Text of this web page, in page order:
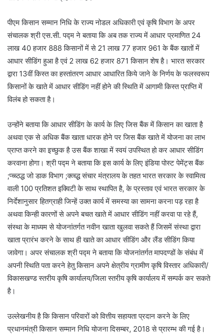
पीएम किसान सम्मान निधि के राज्य नोडल अधिकारी एवं कृषि विभाग के अपर
संचालक श्री एस.सी. पद्म ने बताया कि अब तक राज्य में आधार प्रमाणित 24
लाख 40 हजार 888 किसानों में से 21 लाख 77 हजार 961 के बैंक खातों में
आधार सीडिंग हुआ है एवं 2 लाख 62 हजार 871 किसान शेष है। भारत सरकार
द्वारा 13वीं किस्त का हस्तांतरण आधार आधारित किये जाने के निर्णय के फलस्वरूप
किसानों के खाते में आधार सीडिंग नहीं होने की स्थिति में आगामी किस्त प्राप्ति में
विलंब हो सकता है।
उन्होंने बताया कि आधार सीडिंग के कार्य के लिए जिस बैंक में किसान का खाता है
अथवा एक से अधिक बैंक खाता धारक होने पर जिस बैंक खाते में योजना का लाभ
प्राप्त करने का इच्छुक है उस बैंक शाखा में स्वयं उपस्थित हो कर आधार सीडिंग
करवाना होगा। श्री पद्म ने बताया कि इस कार्य के लिए इंडिया पोस्ट पेमेंट्स बैंक
;प्च्च्ठद्ध जो डाक विभाग ;क्व्च्द्ध संचार मंत्रालय के तहत भारत सरकार के स्वामित्व
वाली 100 प्रतिशत इक्विटी के साथ स्थापित है, के प्रस्ताव एवं भारत सरकार के
निर्देशानुसार हितग्राही जिन्हें उक्त कार्य में समस्या का सामना करना पड़ रहा है
अथवा किन्ही कारणों से अपने बचत खाते में आधार सीडिंग नहीं करवा पा रहे हैं,
संस्था के माध्यम से योजनांतर्गत नवीन खाता खुलवा सकते हैं जिसमें संस्था द्वारा
खाता प्रारंभ करने के साथ ही खाते का आधार सीडिंग और लैंड सीडिंग किया
जावेगा। अपर संचालक श्री पद्म ने बताया कि योजनांतर्गत मापदण्डों के संबंध में
अपनी स्थिति पता करने हेतु किसान अपने क्षेत्रीय ग्रामीण कृषि विस्तार अधिकारी/
विकासखण्ड स्तरीय कृषि कार्यालय/जिला स्तरीय कृषि कार्यालय में सम्पर्क कर सकते
है।
उल्लेखनीय है कि किसान परिवारों को वित्तीय सहायता प्रदान करने के लिए
प्रधानमंत्री किसान सम्मान निधि योजना दिसम्बर, 2018 से प्रारम्भ की गई है।